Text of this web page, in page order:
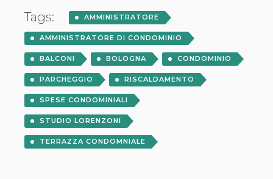
Tags: AMMINISTRATORE
AMMINISTRATORE DI CONDOMINIO
BALCONI BOLOGNA CONDOMINIO
PARCHEGGIO RISCALDAMENTO
SPESE CONDOMINIALI
STUDIO LORENZONI
TERRAZZA CONDOMNIALE